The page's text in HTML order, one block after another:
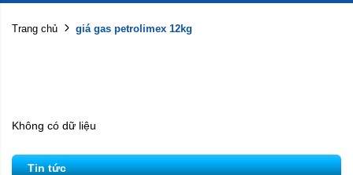
Trang chủ giá gas petrolimex 12kg
Không có dữ liệu
Tin tức